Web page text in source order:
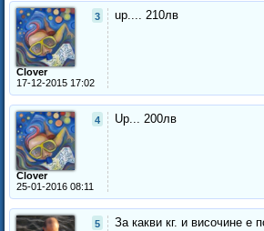
3
Clover
17-12-2015 17:02
up.... 210лв
4
Clover
25-01-2016 08:11
Up... 200лв
5 За какви кг. и височине е